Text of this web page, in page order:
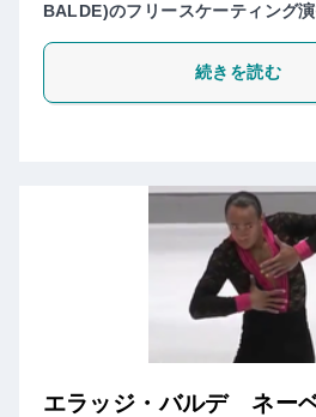
BALDE)のフリースケーティング演
続きを読む
エラッジ・バルデ ネー